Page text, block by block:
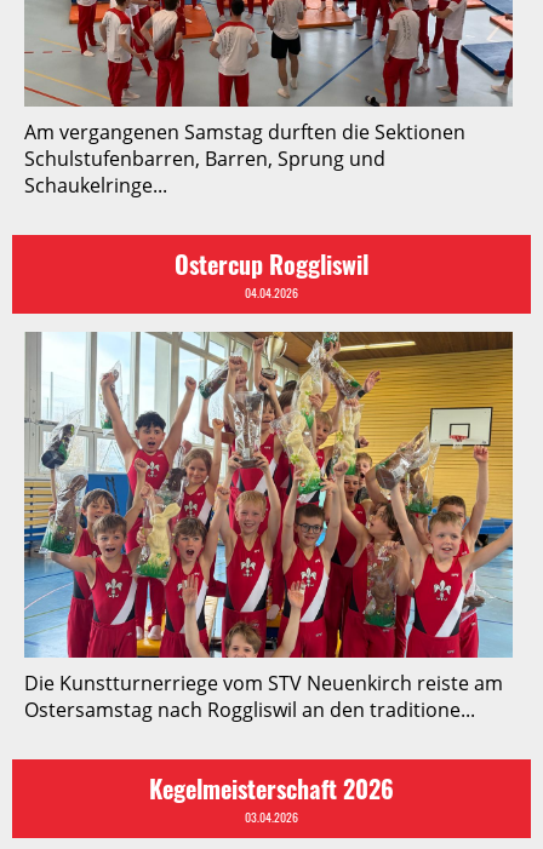
Am vergangenen Samstag durften die Sektionen
Schulstufenbarren, Barren, Sprung und
Schaukelringe...
Ostercup Roggliswil
04.04.2026
Die Kunstturnerriege vom STV Neuenkirch reiste am
Ostersamstag nach Roggliswil an den traditione...
Kegelmeisterschaft 2026
03.04.2026